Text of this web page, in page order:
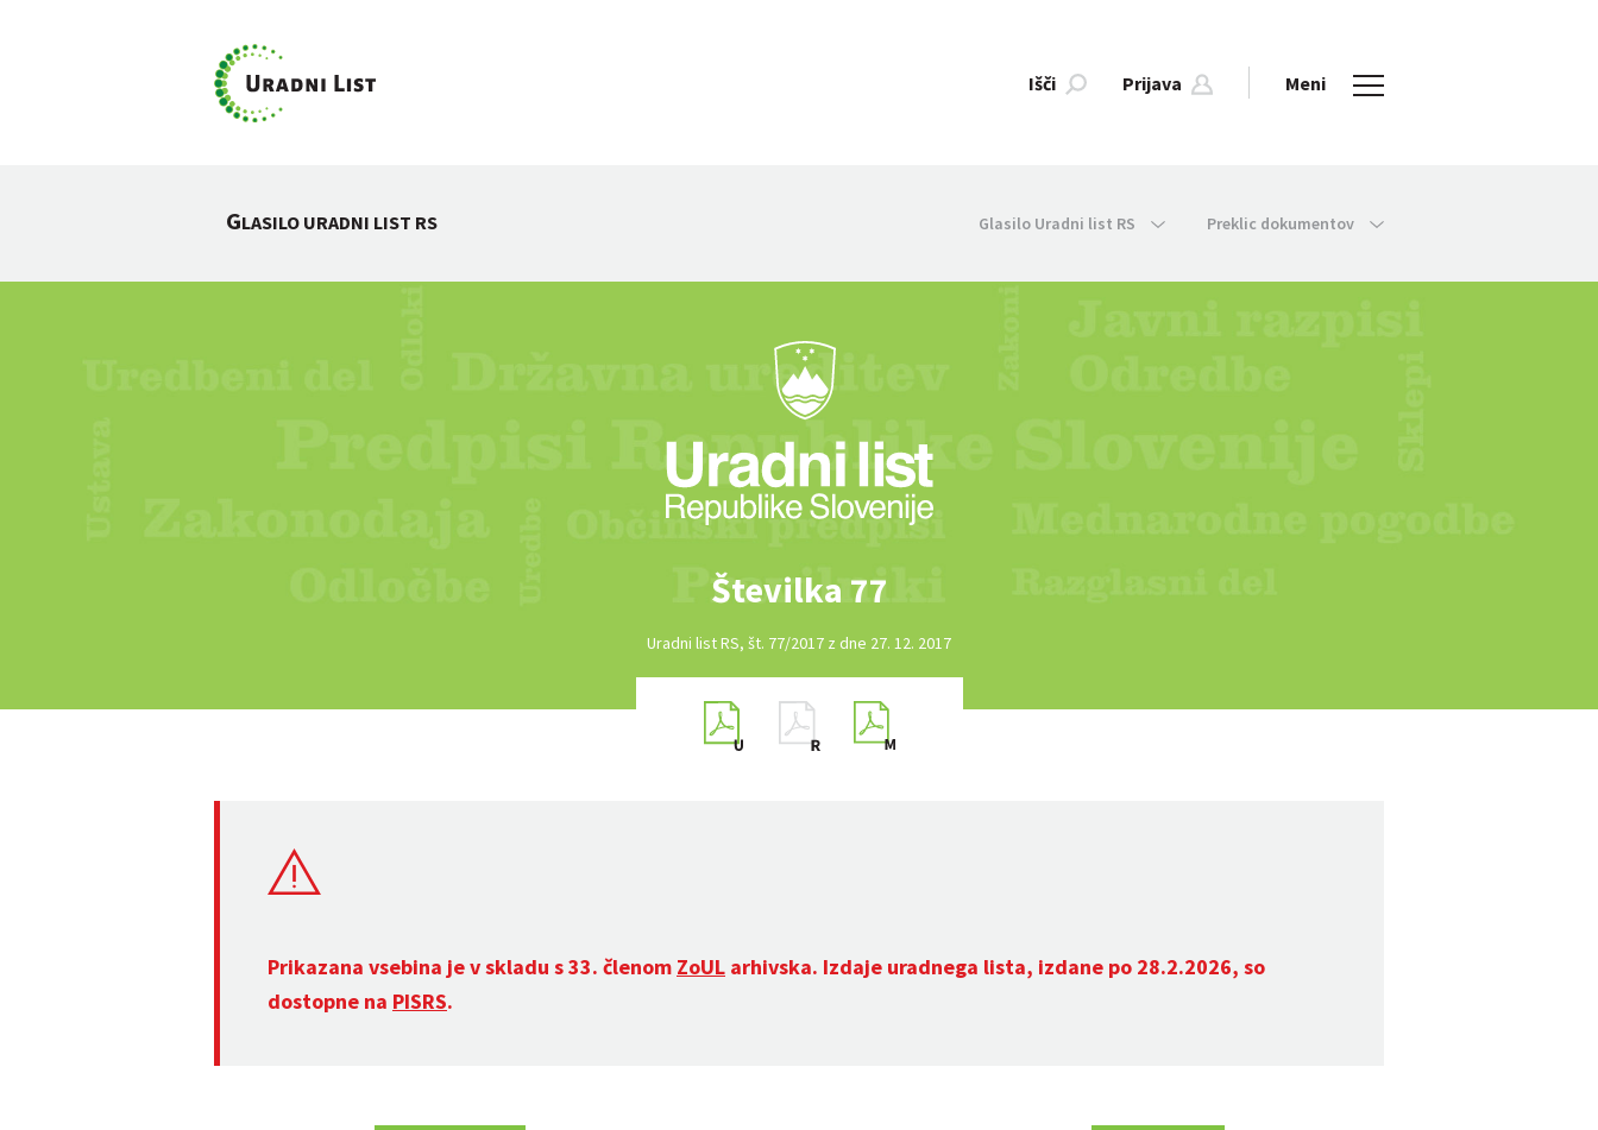
Išči Prijava Meni
GLASILO URADNI LIST RS Glasilo Uradni list RS Preklic dokumentov
Številka 77
Uradni list RS, št. 77/2017 z dne 27. 12. 2017
Prikazana vsebina je v skladu s 33. členom ZoUL arhivska. Izdaje uradnega lista, izdane po 28.2.2026, so
dostopne na PISRS.